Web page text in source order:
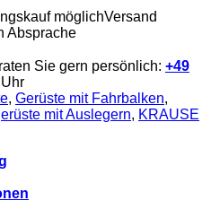
möglichVersand
Absprache
Sie gern persönlich: +49
, Gerüste mit Fahrbalken,
mit Auslegern, KRAUSE